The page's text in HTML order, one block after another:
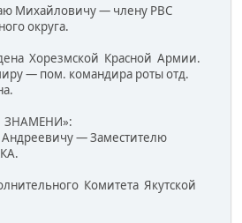
Михайловичу — члену РВС
округа.
Хорезмской Красной Армии.
— пом. командира роты отд.
— Заместителю
Комитета Якутской